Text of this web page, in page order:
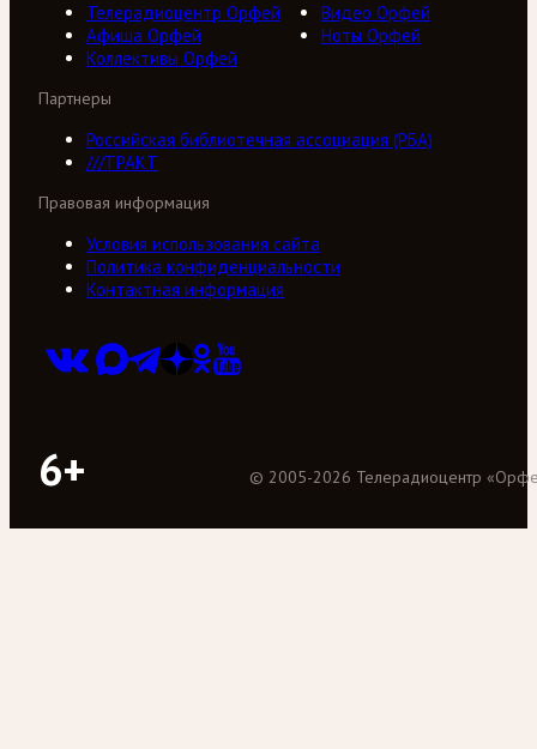
Телерадиоцентр Орфей
Видео Орфей
Афиша Орфей
Ноты Орфей
Коллективы Орфей
Партнеры
Российская библиотечная ассоциация (РБА)
///ТРАКТ
Правовая информация
Условия использования сайта
Политика конфиденциальности
Контактная информация
6+ © 2005-2026 Телерадиоцентр